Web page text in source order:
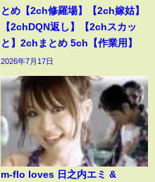
とめ【2ch修羅場】【2ch嫁姑】
【2chDQN返し】【2chスカッ
と】2chまとめ 5ch【作業用】
2026年7月17日
m-flo loves 日之内エミ &